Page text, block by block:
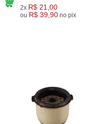
2x R$ 21,00
ou R$ 39,90 no pix